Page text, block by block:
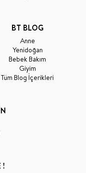
BT BLOG
Anne
Yenidoğan
Bebek Bakım
Giyim
Tüm Blog İçerikleri
!